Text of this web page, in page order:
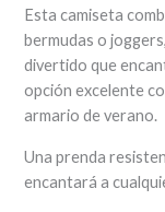
Esta camiseta
bermudas o
divertido que
opción excelente
armario de verano.
Una prenda
encantará a